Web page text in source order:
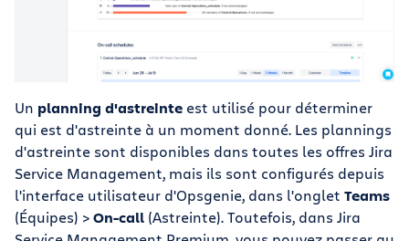
Un planning d'astreinte est utilisé pour déterminer
qui est d'astreinte à un moment donné. Les plannings
d'astreinte sont disponibles dans toutes les offres Jira
Service Management, mais ils sont configurés depuis
l'interface utilisateur d'Opsgenie, dans l'onglet Teams
(Équipes) >On-call (Astreinte). Toutefois, dans Jira